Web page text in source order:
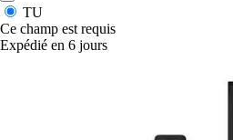
TU
Ce champ est requis
Expédié en 6 jours